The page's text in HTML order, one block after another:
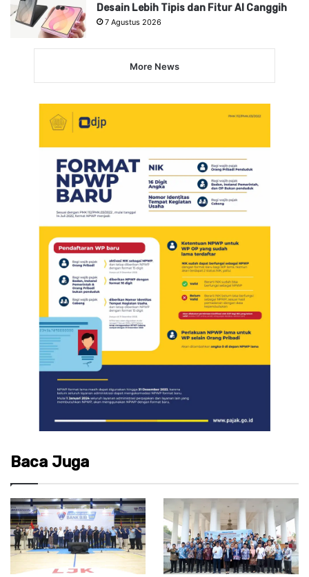
Desain Lebih Tipis dan Fitur AI Canggih
7 Agustus 2026
More News
Baca Juga